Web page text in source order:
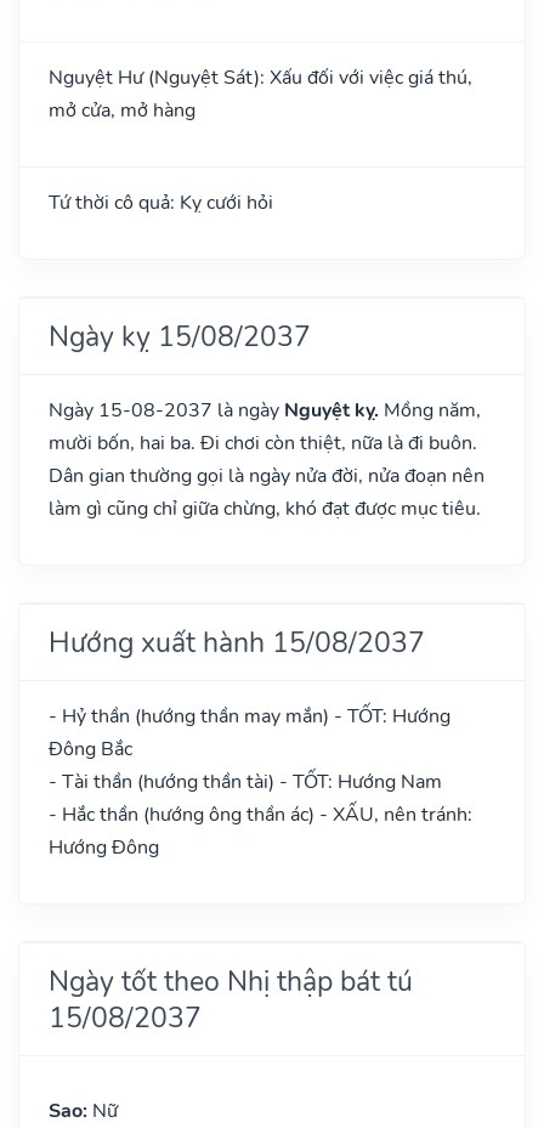
Nguyệt Hư (Nguyệt Sát): Xấu đối với việc giá thú,
mở cửa, mở hàng
Tứ thời cô quả: Kỵ cưới hỏi
Ngày kỵ 15/08/2037
Ngày 15-08-2037 là ngày Nguyệt kỵ. Mồng năm,
mười bốn, hai ba. Đi chơi còn thiệt, nữa là đi buôn.
Dân gian thường gọi là ngày nửa đời, nửa đoạn nên
làm gì cũng chỉ giữa chừng, khó đạt được mục tiêu.
Hướng xuất hành 15/08/2037
- Hỷ thần (hướng thần may mắn) - TỐT: Hướng
Đông Bắc
- Tài thần (hướng thần tài) - TỐT: Hướng Nam
- Hắc thần (hướng ông thần ác) - XẤU, nên tránh:
Hướng Đông
Ngày tốt theo Nhị thập bát tú
15/08/2037
Sao: Nữ